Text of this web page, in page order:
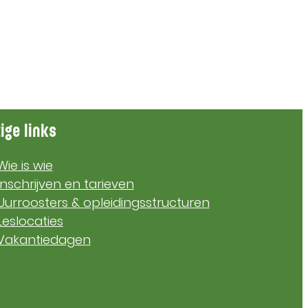
links
is wie
en tarieven
& opleidingsstructuren